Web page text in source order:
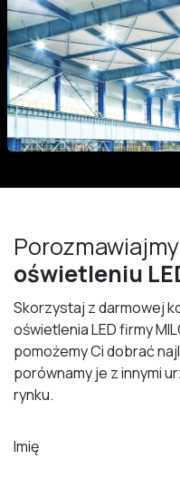
Porozmawiajmy
oświetleniu
Skorzystaj z darmowej
oświetlenia LED firmy
pomożemy Ci dobrać
porównamy je z innymi
rynku.
Imię